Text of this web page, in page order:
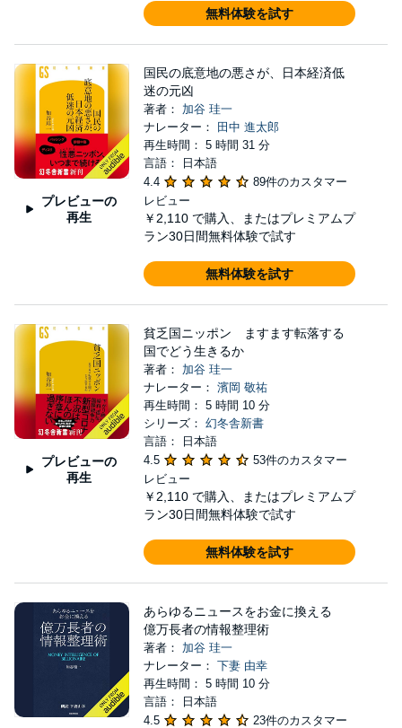
無料体験を試す
プレビューの
再生
国民の底意地の悪さが、日本経済低
迷の元凶
著者： 加谷 珪一
ナレーター：
田中 進太郎
再生時間： 5 時間 31 分
言語： 日本語
4.4
89件のカスタマー
レビュー
￥2,110 で購入、またはプレミアムプ
ラン30日間無料体験で試す
無料体験を試す
プレビューの
再生
貧乏国ニッポン ますます転落する
国でどう生きるか
著者： 加谷 珪一
ナレーター： 濱岡 敬祐
再生時間： 5 時間 10 分
シリーズ： 幻冬舎新書
言語： 日本語
4.5
53件のカスタマー
レビュー
￥2,110 で購入、またはプレミアムプ
ラン30日間無料体験で試す
無料体験を試す
あらゆるニュースをお金に換える
億万長者の情報整理術
著者： 加谷 珪一
ナレーター： 下妻 由幸
再生時間： 5 時間 10 分
言語： 日本語
4.5
23件のカスタマー